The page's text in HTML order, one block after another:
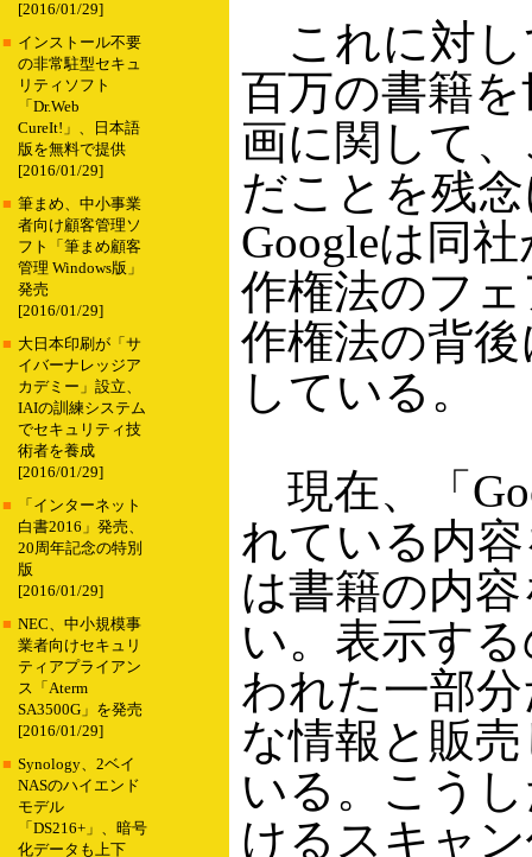
[2016/01/29]
■ インストール不要
の非常駐型セキュ
リティソフト
「Dr.Web
CureIt!」、日本語
版を無料で提供
[2016/01/29]
■ 筆まめ、中小事業
者向け顧客管理ソ
フト「筆まめ顧客
管理 Windows版」
発売
[2016/01/29]
■ 大日本印刷が「サ
イバーナレッジア
カデミー」設立、
IAIの訓練システム
でセキュリティ技
術者を養成
[2016/01/29]
■
「インターネット
白書2016」発売、
20周年記念の特別
版
[2016/01/29]
■ NEC、中小規模事
業者向けセキュリ
ティアプライアン
ス「Aterm
SA3500G」を発売
[2016/01/29]
■ Synology、2ベイ
NASのハイエンド
モデル
「DS216+」、暗号
化データも上下
これに対し
百万の書籍
画に関して
だことを残
Googleは同
作権法のフ
作権法の背
している。
現在、「
れている内
は書籍の内
い。表示す
われた一部
な情報と販
いる。こう
けるスキャ